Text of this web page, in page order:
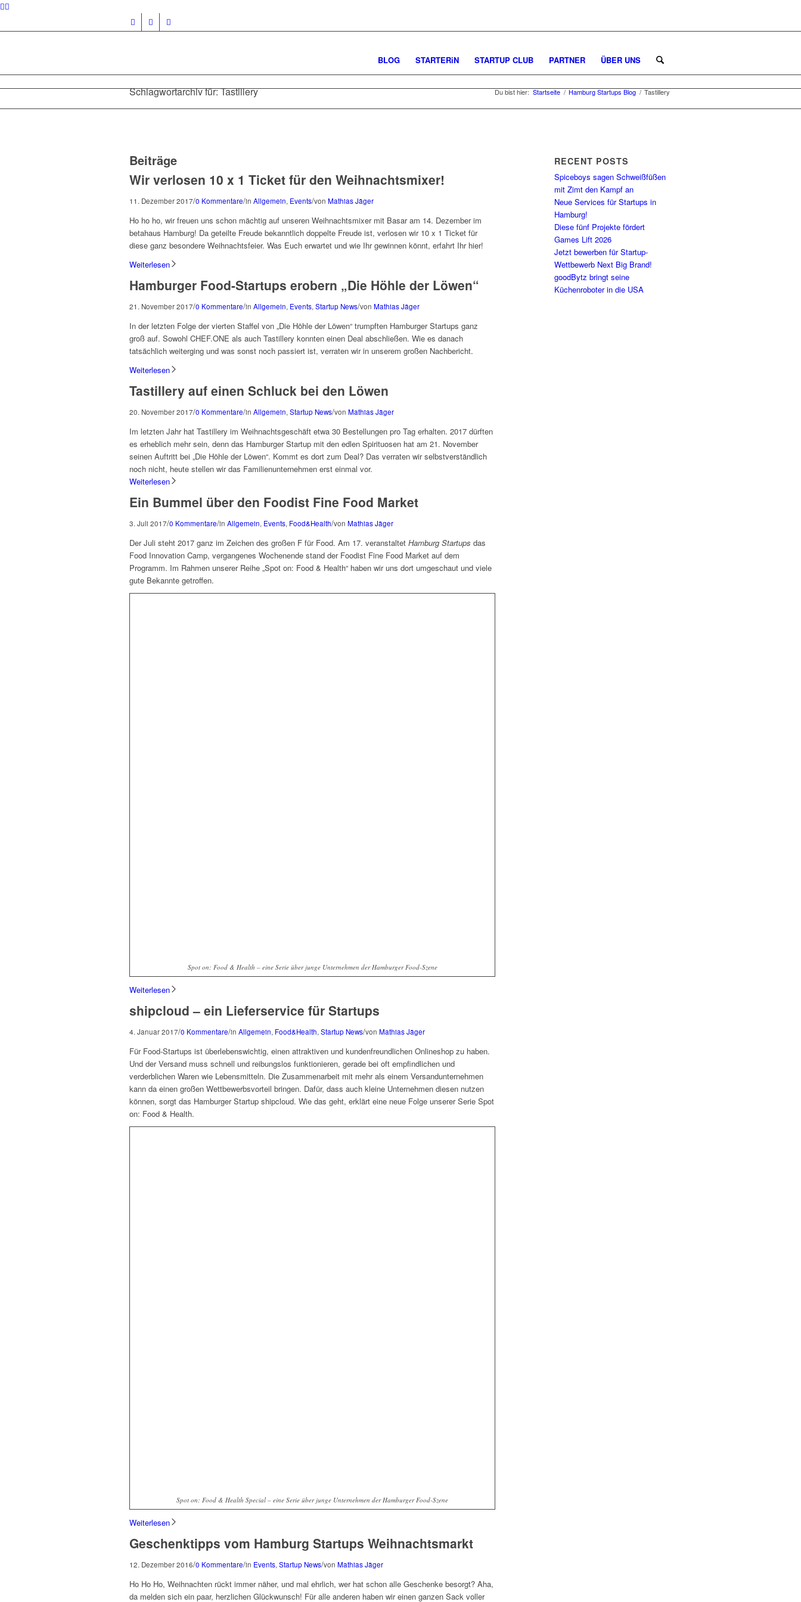
BLOG STARTERiN STARTUP CLUB PARTNER ÜBER UNS
Schlagwortarchiv für: Tastillery Du bist hier: Startseite / Hamburg Startups Blog / Tastillery
Beiträge
Wir verlosen 10 x 1 Ticket für den Weihnachtsmixer!
11. Dezember 2017/0 Kommentare/in Allgemein, Events/von Mathias Jäger
Ho ho ho, wir freuen uns schon mächtig auf unseren Weihnachtsmixer mit Basar am 14. Dezember im
betahaus Hamburg! Da geteilte Freude bekanntlich doppelte Freude ist, verlosen wir 10 x 1 Ticket für
diese ganz besondere Weihnachtsfeier. Was Euch erwartet und wie Ihr gewinnen könnt, erfahrt Ihr hier!
Weiterlesen
Hamburger Food-Startups erobern „Die Höhle der Löwen“
21. November 2017/0 Kommentare/in Allgemein, Events, Startup News/von Mathias Jäger
In der letzten Folge der vierten Staffel von „Die Höhle der Löwen“ trumpften Hamburger Startups ganz
groß auf. Sowohl CHEF.ONE als auch Tastillery konnten einen Deal abschließen. Wie es danach
tatsächlich weiterging und was sonst noch passiert ist, verraten wir in unserem großen Nachbericht.
Weiterlesen
Tastillery auf einen Schluck bei den Löwen
20. November 2017/0 Kommentare/in Allgemein,Startup News/von Mathias Jäger
Im letzten Jahr hat Tastillery im Weihnachtsgeschäft etwa 30 Bestellungen pro Tag erhalten. 2017 dürften
es erheblich mehr sein, denn das Hamburger Startup mit den edlen Spirituosen hat am 21. November
seinen Auftritt bei „Die Höhle der Löwen“. Kommt es dort zum Deal? Das verraten wir selbstverständlich
noch nicht, heute stellen wir das Familienunternehmen erst einmal vor.
Weiterlesen
Ein Bummel über den Foodist Fine Food Market
3. Juli 2017/0 Kommentare/in Allgemein, Events, Food&Health/von Mathias Jäger
Der Juli steht 2017 ganz im Zeichen des großen F für Food. Am 17. veranstaltet Hamburg Startups das
Food Innovation Camp, vergangenes Wochenende stand der Foodist Fine Food Market auf dem
Programm. Im Rahmen unserer Reihe „Spot on: Food & Health“ haben wir uns dort umgeschaut und viele
gute Bekannte getroffen.
Spot on: Food & Health – eine Serie über junge Unternehmen der Hamburger Food-Szene
Weiterlesen
shipcloud – ein Lieferservice für Startups
4. Januar 2017/0 Kommentare/in Allgemein, Food&Health, Startup News/von Mathias Jäger
Für Food-Startups ist überlebenswichtig, einen attraktiven und kundenfreundlichen Onlineshop zu haben.
Und der Versand muss schnell und reibungslos funktionieren, gerade bei oft empfindlichen und
verderblichen Waren wie Lebensmitteln. Die Zusammenarbeit mit mehr als einem Versandunternehmen
kann da einen großen Wettbewerbsvorteil bringen. Dafür, dass auch kleine Unternehmen diesen nutzen
können, sorgt das Hamburger Startup shipcloud. Wie das geht, erklärt eine neue Folge unserer Serie Spot
on: Food & Health.
Spot on: Food & Health Special – eine Serie über junge Unternehmen der Hamburger Food-Szene
Weiterlesen
Geschenktipps vom Hamburg Startups Weihnachtsmarkt
12. Dezember 2016/0 Kommentare/in Events,Startup News/von Mathias Jäger
Ho Ho Ho, Weihnachten rückt immer näher, und mal ehrlich, wer hat schon alle Geschenke besorgt? Aha,
da melden sich ein paar, herzlichen Glückwunsch! Für alle anderen haben wir einen ganzen Sack voller
RECENT POSTS
Spiceboys sagen Schweißfüßen
mit Zimt den Kampf an
Neue Services für Startups in
Hamburg!
Diese fünf Projekte fördert
Games Lift 2026
Jetzt bewerben für Startup-
Wettbewerb Next Big Brand!
goodBytz bringt seine
Küchenroboter in die USA